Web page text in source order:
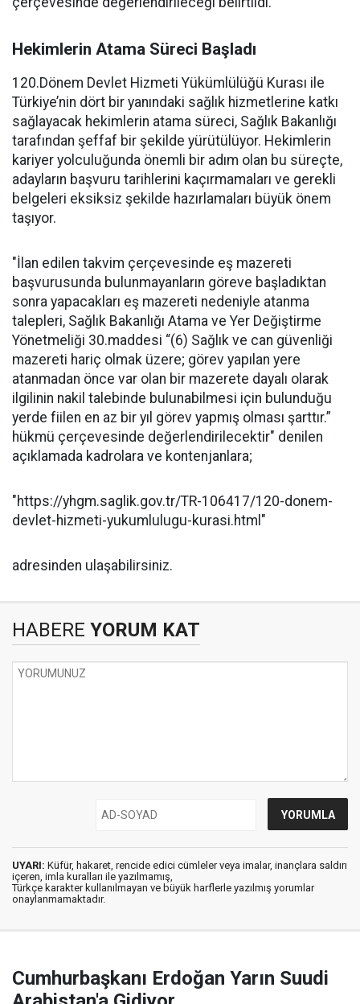
Hekimlerin Atama Süreci Başladı
120.Dönem Devlet Hizmeti Yükümlülüğü Kurası ile
Türkiye’nin dört bir yanındaki sağlık hizmetlerine katkı
sağlayacak hekimlerin atama süreci, Sağlık Bakanlığı
tarafından şeffaf bir şekilde yürütülüyor. Hekimlerin
kariyer yolculuğunda önemli bir adım olan bu süreçte,
adayların başvuru tarihlerini kaçırmamaları ve gerekli
belgeleri eksiksiz şekilde hazırlamaları büyük önem
taşıyor.
"İlan edilen takvim çerçevesinde eş mazereti
başvurusunda bulunmayanların göreve başladıktan
sonra yapacakları eş mazereti nedeniyle atanma
talepleri, Sağlık Bakanlığı Atama ve Yer Değiştirme
Yönetmeliği 30.maddesi “(6) Sağlık ve can güvenliği
mazereti hariç olmak üzere; görev yapılan yere
atanmadan önce var olan bir mazerete dayalı olarak
ilgilinin nakil talebinde bulunabilmesi için bulunduğu
yerde fiilen en az bir yıl görev yapmış olması şarttır.”
hükmü çerçevesinde değerlendirilecektir" denilen
açıklamada kadrolara ve kontenjanlara;
"https://yhgm.saglik.gov.tr/TR-106417/120-donem-
devlet-hizmeti-yukumlulugu-kurasi.html"
adresinden ulaşabilirsiniz.
HABERE YORUM KAT
UYARI: Küfür, hakaret, rencide edici cümleler veya imalar, inançlara saldırı
içeren, imla kuralları ile yazılmamış,
Türkçe karakter kullanılmayan ve büyük harflerle yazılmış yorumlar
onaylanmamaktadır.
Cumhurbaşkanı Erdoğan Yarın Suudi